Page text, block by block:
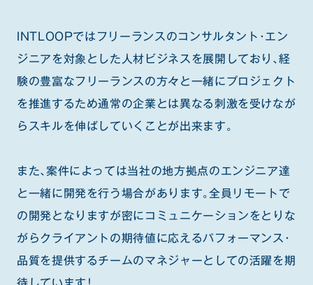
INTLOOPではフリーランスのコンサルタント・エン
ジニアを対象とした人材ビジネスを展開しており、経
験の豊富なフリーランスの方々と一緒にプロジェクト
を推進するため通常の企業とは異なる刺激を受けなが
らスキルを伸ばしていくことが出来ます。
また、案件によっては当社の地方拠点のエンジニア達
と一緒に開発を行う場合があります。全員リモートで
の開発となりますが密にコミュニケーションをとりな
がらクライアントの期待値に応えるパフォーマンス・
品質を提供するチームのマネジャーとしての活躍を期